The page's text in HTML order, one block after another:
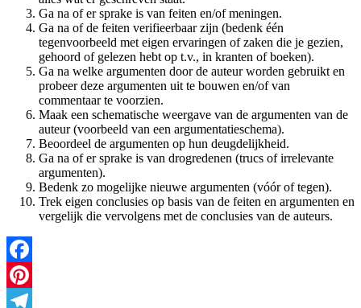
Ga na of er sprake is van feiten en/of meningen.
Ga na of de feiten verifieerbaar zijn (bedenk één
tegenvoorbeeld met eigen ervaringen of zaken die je gezien,
gehoord of gelezen hebt op t.v., in kranten of boeken).
Ga na welke argumenten door de auteur worden gebruikt en
probeer deze argumenten uit te bouwen en/of van
commentaar te voorzien.
Maak een schematische weergave van de argumenten van de
auteur (voorbeeld van een argumentatieschema).
Beoordeel de argumenten op hun deugdelijkheid.
Ga na of er sprake is van drogredenen (trucs of irrelevante
argumenten).
Bedenk zo mogelijke nieuwe argumenten (vóór of tegen).
Trek eigen conclusies op basis van de feiten en argumenten en
vergelijk die vervolgens met de conclusies van de auteurs.
Facebook
Pinterest